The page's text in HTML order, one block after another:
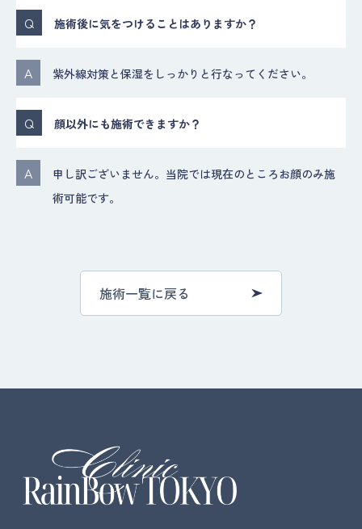
施術後に気をつけることはありますか？
紫外線対策と保湿をしっかりと行なってください。
顔以外にも施術できますか？
申し訳ございません。当院では現在のところお顔のみ施
術可能です。
施術一覧に戻る